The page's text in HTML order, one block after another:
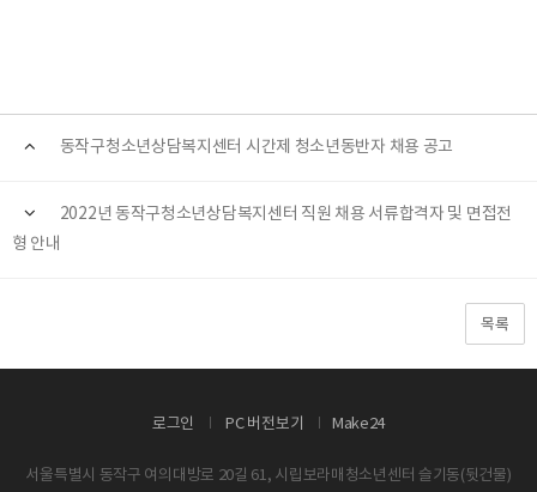
동작구청소년상담복지센터 시간제 청소년동반자 채용 공고
2022년 동작구청소년상담복지센터 직원 채용 서류합격자 및 면접전
형 안내
목록
로그인 PC 버전보기 Make24
서울특별시 동작구 여의대방로 20길 61, 시립보라매청소년센터 슬기동(뒷건물)